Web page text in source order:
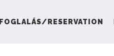
FOGLALÁS/RESERVATION